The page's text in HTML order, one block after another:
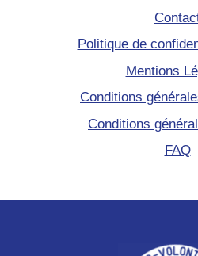
Politique de
Mentions
Conditions
Conditions
FAQ